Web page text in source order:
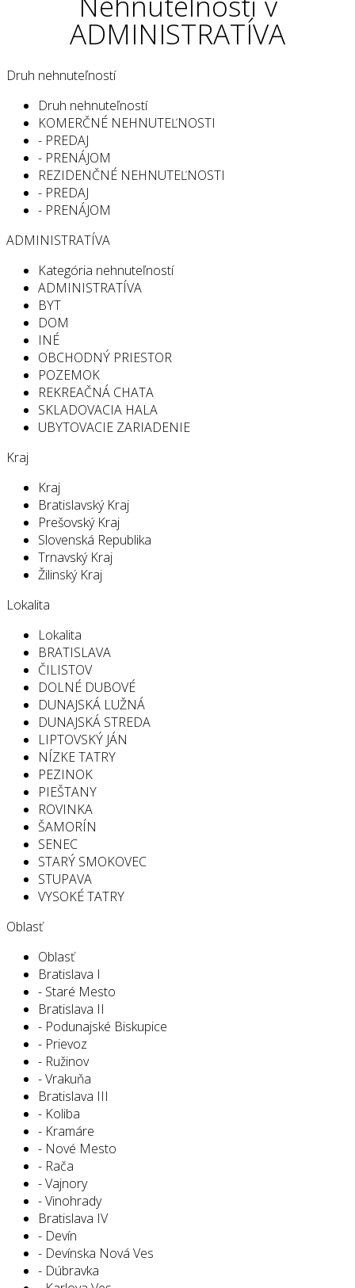
ADMINISTRATÍVA
Druh nehnuteľností
Druh nehnuteľností
KOMERČNÉ NEHNUTEĽNOSTI
- PREDAJ
- PRENÁJOM
REZIDENČNÉ NEHNUTEĽNOSTI
- PREDAJ
- PRENÁJOM
ADMINISTRATÍVA
Kategória nehnuteľností
ADMINISTRATÍVA
BYT
DOM
INÉ
OBCHODNÝ PRIESTOR
POZEMOK
REKREAČNÁ CHATA
SKLADOVACIA HALA
UBYTOVACIE ZARIADENIE
Kraj
Kraj
Bratislavský Kraj
Prešovský Kraj
Slovenská Republika
Trnavský Kraj
Žilinský Kraj
Lokalita
Lokalita
BRATISLAVA
ČILISTOV
DOLNÉ DUBOVÉ
DUNAJSKÁ LUŽNÁ
DUNAJSKÁ STREDA
LIPTOVSKÝ JÁN
NÍZKE TATRY
PEZINOK
PIEŠTANY
ROVINKA
ŠAMORÍN
SENEC
STARÝ SMOKOVEC
STUPAVA
VYSOKÉ TATRY
Oblasť
Oblasť
Bratislava I
- Staré Mesto
Bratislava II
- Podunajské Biskupice
- Prievoz
- Ružinov
- Vrakuňa
Bratislava III
- Koliba
- Kramáre
- Nové Mesto
- Rača
- Vajnory
- Vinohrady
Bratislava IV
- Devín
- Devínska Nová Ves
- Dúbravka